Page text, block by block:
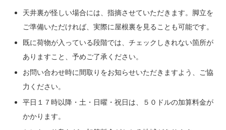
天井裏が怪しい場合には、指摘させていただきます。脚立を
ご準備いただければ、実際に屋根裏を見ることも可能です。
既に荷物が入っている段階では、チェックしきれない箇所が
ありますこと、予めご了承ください。
お問い合わせ時に間取りをお知らせいただきますよう、ご協
力ください。
平日１７時以降・土・日曜・祝日は、５０ドルの加算料金が
かかります。